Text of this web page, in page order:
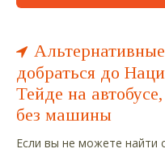
добраться до
Тейде на
без машины
Если вы не можете найти